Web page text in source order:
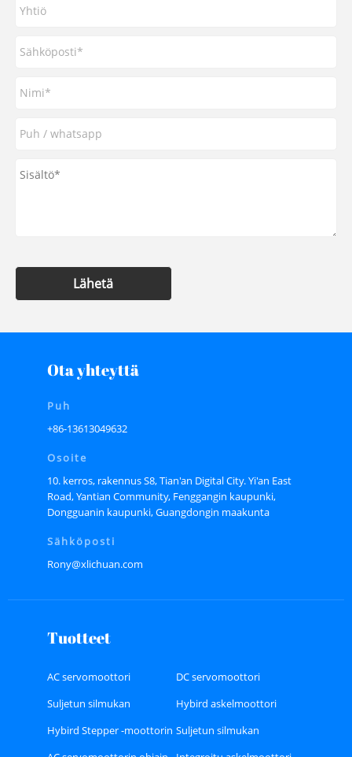
Lähetä
Ota yhteyttä
Puh
+86-13613049632
Osoite
10. kerros, rakennus S8, Tian'an Digital City. Yi'an East
Road, Yantian Community, Fenggangin kaupunki,
Dongguanin kaupunki, Guangdongin maakunta
Sähköposti
Rony@xlichuan.com
Tuotteet
AC servomoottori
DC servomoottori
Suljetun silmukan
askelmoottori
Hybird askelmoottori
Hybird Stepper -moottorin Suljetun silmukan